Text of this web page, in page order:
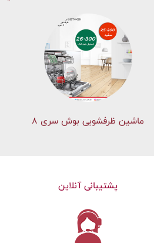
ماشین ظرفشویی بوش سری 8
پشتیبانی آنلاین